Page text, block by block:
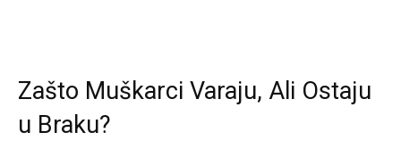
Zašto Muškarci Varaju, Ali Ostaju
u Braku?